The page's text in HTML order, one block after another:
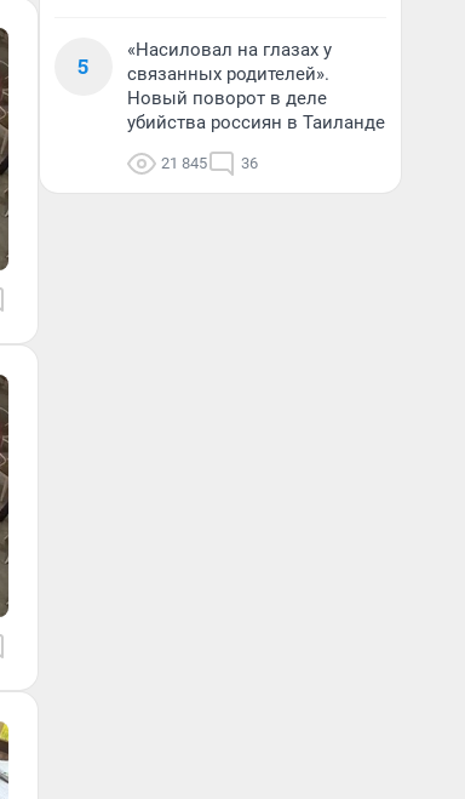
5
«Насиловал на глазах у
связанных родителей».
Новый поворот в деле
убийства россиян в Таиланде
21 845 36